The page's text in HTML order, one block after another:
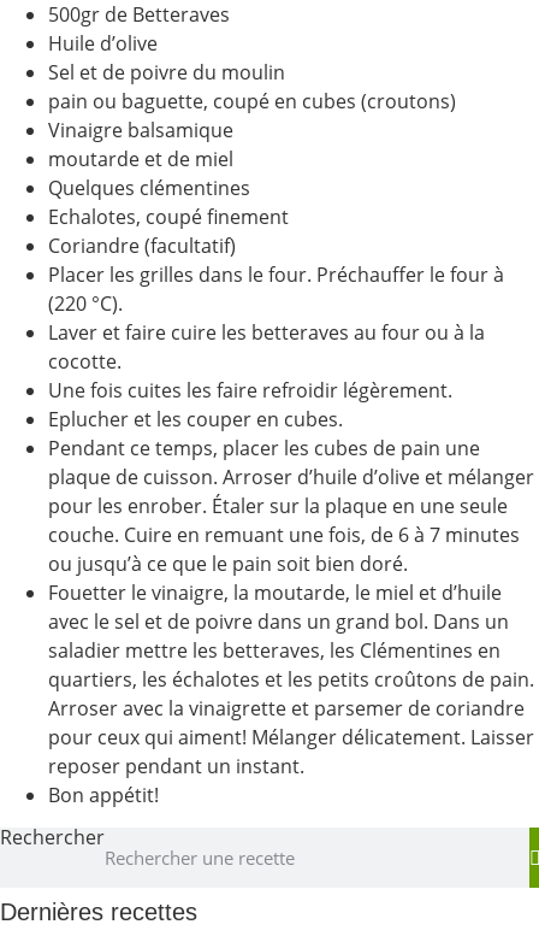
500gr de Betteraves
Huile d’olive
Sel et de poivre du moulin
pain ou baguette, coupé en cubes (croutons)
Vinaigre balsamique
moutarde et de miel
Quelques clémentines
Echalotes, coupé finement
Coriandre (facultatif)
Placer les grilles dans le four. Préchauffer le four à
(220 °C).
Laver et faire cuire les betteraves au four ou à la
cocotte.
Une fois cuites les faire refroidir légèrement.
Eplucher et les couper en cubes.
Pendant ce temps, placer les cubes de pain une
plaque de cuisson. Arroser d’huile d’olive et mélanger
pour les enrober. Étaler sur la plaque en une seule
couche. Cuire en remuant une fois, de 6 à 7 minutes
ou jusqu’à ce que le pain soit bien doré.
Fouetter le vinaigre, la moutarde, le miel et d’huile
avec le sel et de poivre dans un grand bol. Dans un
saladier mettre les betteraves, les Clémentines en
quartiers, les échalotes et les petits croûtons de pain.
Arroser avec la vinaigrette et parsemer de coriandre
pour ceux qui aiment! Mélanger délicatement. Laisser
reposer pendant un instant.
Bon appétit!
Rechercher
Dernières recettes